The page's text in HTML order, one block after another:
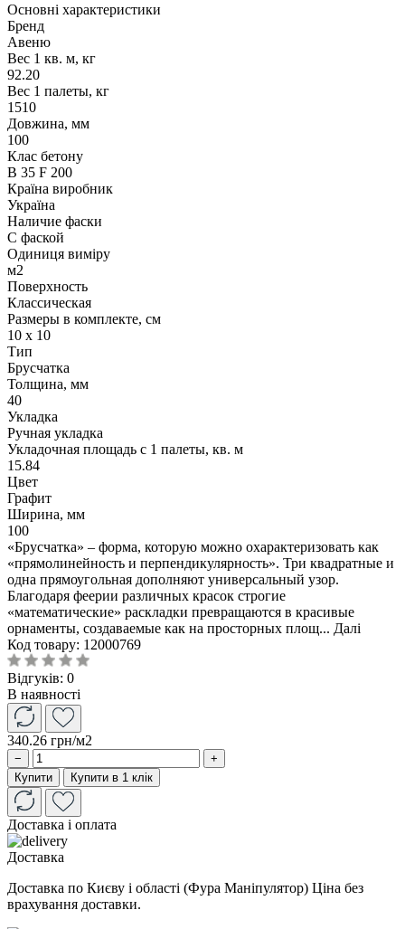
Основні характеристики
Бренд
Авеню
Вес 1 кв. м, кг
92.20
Вес 1 палеты, кг
1510
Довжина, мм
100
Клас бетону
В 35 F 200
Країна виробник
Україна
Наличие фаски
С фаской
Одиниця виміру
м2
Поверхность
Классическая
Размеры в комплекте, см
10 х 10
Тип
Брусчатка
Толщина, мм
40
Укладка
Ручная укладка
Укладочная площадь с 1 палеты, кв. м
15.84
Цвет
Графит
Ширина, мм
100
«Брусчатка» – форма, которую можно охарактеризовать как
«прямолинейность и перпендикулярность». Три квадратные и
одна прямоугольная дополняют универсальный узор.
Благодаря феерии различных красок строгие
«математические» раскладки превращаются в красивые
орнаменты, создаваемые как на просторных площ... Далі
Код товару: 12000769
Відгуків: 0
В наявності
340.26 грн/м2
−
+
Купити
Купити в 1 клік
Доставка і оплата
Доставка
Доставка по Києву і області (Фура Маніпулятор) Ціна без
врахування доставки.